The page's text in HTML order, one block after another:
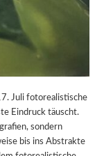
Juli fotorealistische
Eindruck täuscht.
sondern
bis ins Abstrakte